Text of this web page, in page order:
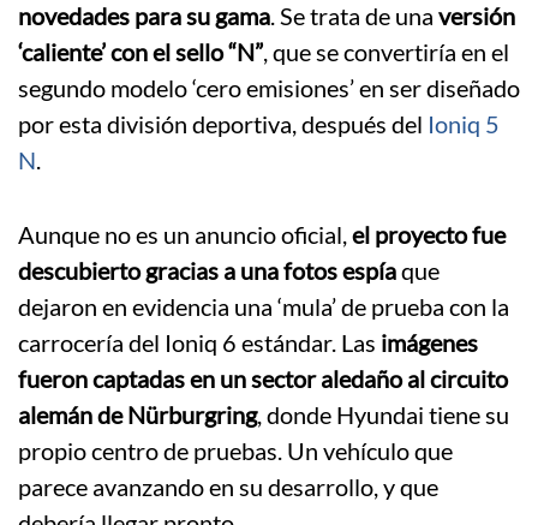
novedades para su gama. Se trata de una versión
‘caliente’ con el sello “N”, que se convertiría en el
segundo modelo ‘cero emisiones’ en ser diseñado
por esta división deportiva, después del Ioniq 5
N.
Aunque no es un anuncio oficial,el proyecto fue
descubierto gracias a una fotos espíaque
dejaron en evidencia una ‘mula’ de prueba con la
carrocería del Ioniq 6 estándar. Las imágenes
fueron captadas en un sector aledaño al circuito
alemán de Nürburgring, donde Hyundai tiene su
propio centro de pruebas. Un vehículo que
parece avanzando en su desarrollo, y que